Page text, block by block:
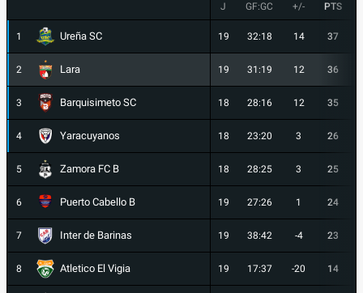
J GF:GC +/- PTS
1 Ureña SC 19 32:18 14 37
2 Lara 19 31:19 12 36
3 Barquisimeto SC 18 28:16 12 35
4 Yaracuyanos 18 23:20 3 26
5 Zamora FC B 18 28:25 3 25
6 Puerto Cabello B 19 27:26 1 24
7 Inter de Barinas 19 38:42 -4 23
8 Atletico El Vigia 19 17:37 -20 14